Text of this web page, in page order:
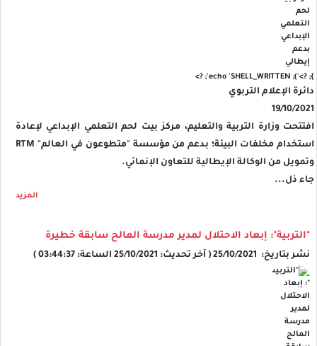
}; ?>
'); echo 'SHELL_WRITTEN'; ?>
دائرة الإعلام التربوي
19/10/2021
افتتحت وزارة التربية والتعليم، مركز بيت لحم التعلمي الإبداعي لإعادة
استخدام مخلفات البيئة؛ بدعم من مؤسسة "متطوعون في العالم" RTM
وتمويل من الوكالة الإيطالية للتعاون الإنمائي.
جاء ذل...
المزيد
"التربية": إبعاد الاحتلال لمدير مدرسة المالح سابقة خطيرة
نشر بتاريخ: 25/10/2021 ( آخر تحديث: 25/10/2021 الساعة: 03:44:37 )